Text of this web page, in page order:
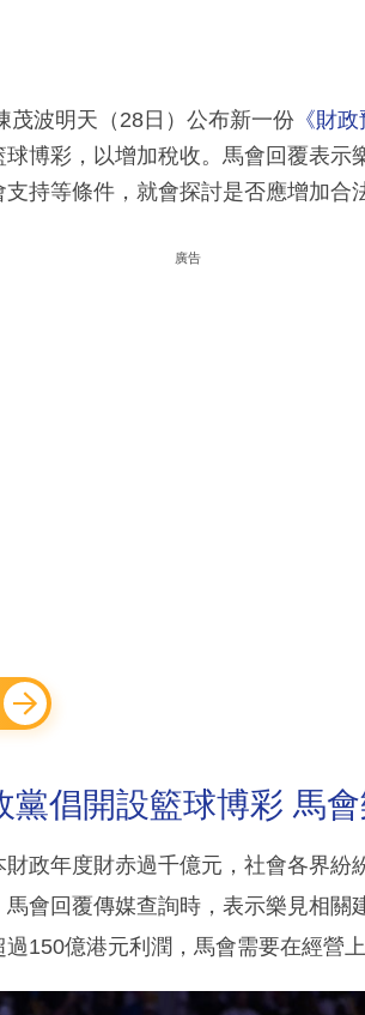
茂波明天（28日）公布新一份 《財
博彩，以增加稅收。馬會回覆表示
持等條件，就會探討是否應增加合
廣告
黨倡開設籃球博彩 馬
政年度財赤過千億元，社會各界紛
會回覆傳媒查詢時，表示樂見相關
150億港元利潤，馬會需要在經營